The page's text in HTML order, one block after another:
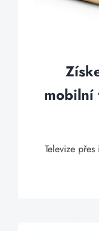
mobilní
Televize